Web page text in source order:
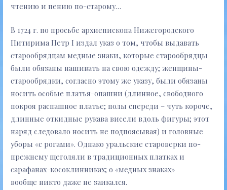
чтению и пению по-старому…
В 1724 г. по просьбе архиепископа Нижегородского
Питирима Петр I издал указ о том, чтобы выдавать
старообрядцам медные знаки, которые старообрядцы
были обязаны нашивать на свою одежду; женщины-
старообрядки, согласно этому же указу, были обязаны
носить особые платья-опашни (длинное, свободного
покроя распашное платье; полы спереди – чуть короче,
длинные откидные рукава висели вдоль фигуры; этот
наряд следовало носить не подпоясывая) и головные
уборы «с рогами». Однако уральские староверки по-
прежнему щеголяли в традиционных платках и
сарафанах-косоклинниках; о «медных знаках»
вообще никто даже не заикался.